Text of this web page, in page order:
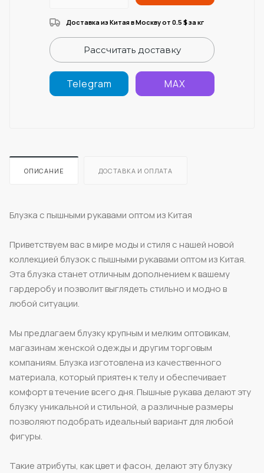
Доставка из Китая в Москву от 0.5 $за кг
Рассчитать доставку
Telegram MAX
ОПИСАНИЕ ДОСТАВКА И ОПЛАТА
Блузка с пышными рукавами оптом из Китая
Приветствуем вас в мире моды и стиля с нашей новой
коллекцией блузок с пышными рукавами оптом из Китая.
Эта блузка станет отличным дополнением к вашему
гардеробу и позволит выглядеть стильно и модно в
любой ситуации.
Мы предлагаем блузку крупным и мелким оптовикам,
магазинам женской одежды и другим торговым
компаниям. Блузка изготовлена из качественного
материала, который приятен к телу и обеспечивает
комфорт в течение всего дня. Пышные рукава делают эту
блузку уникальной и стильной, а различные размеры
позволяют подобрать идеальный вариант для любой
фигуры.
Такие атрибуты, как цвет и фасон, делают эту блузку